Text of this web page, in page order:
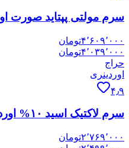
سرم مولتی پپتاید صورت
۴٬۶۰۹٬۰۰۰تومان
۴٬۰۳۹٬۰۰۰تومان
حراج
اوردینری
۴٫۹
سرم لاکتیک اسید ۱۰% اوردینری
۲٬۷۶۹٬۰۰۰تومان